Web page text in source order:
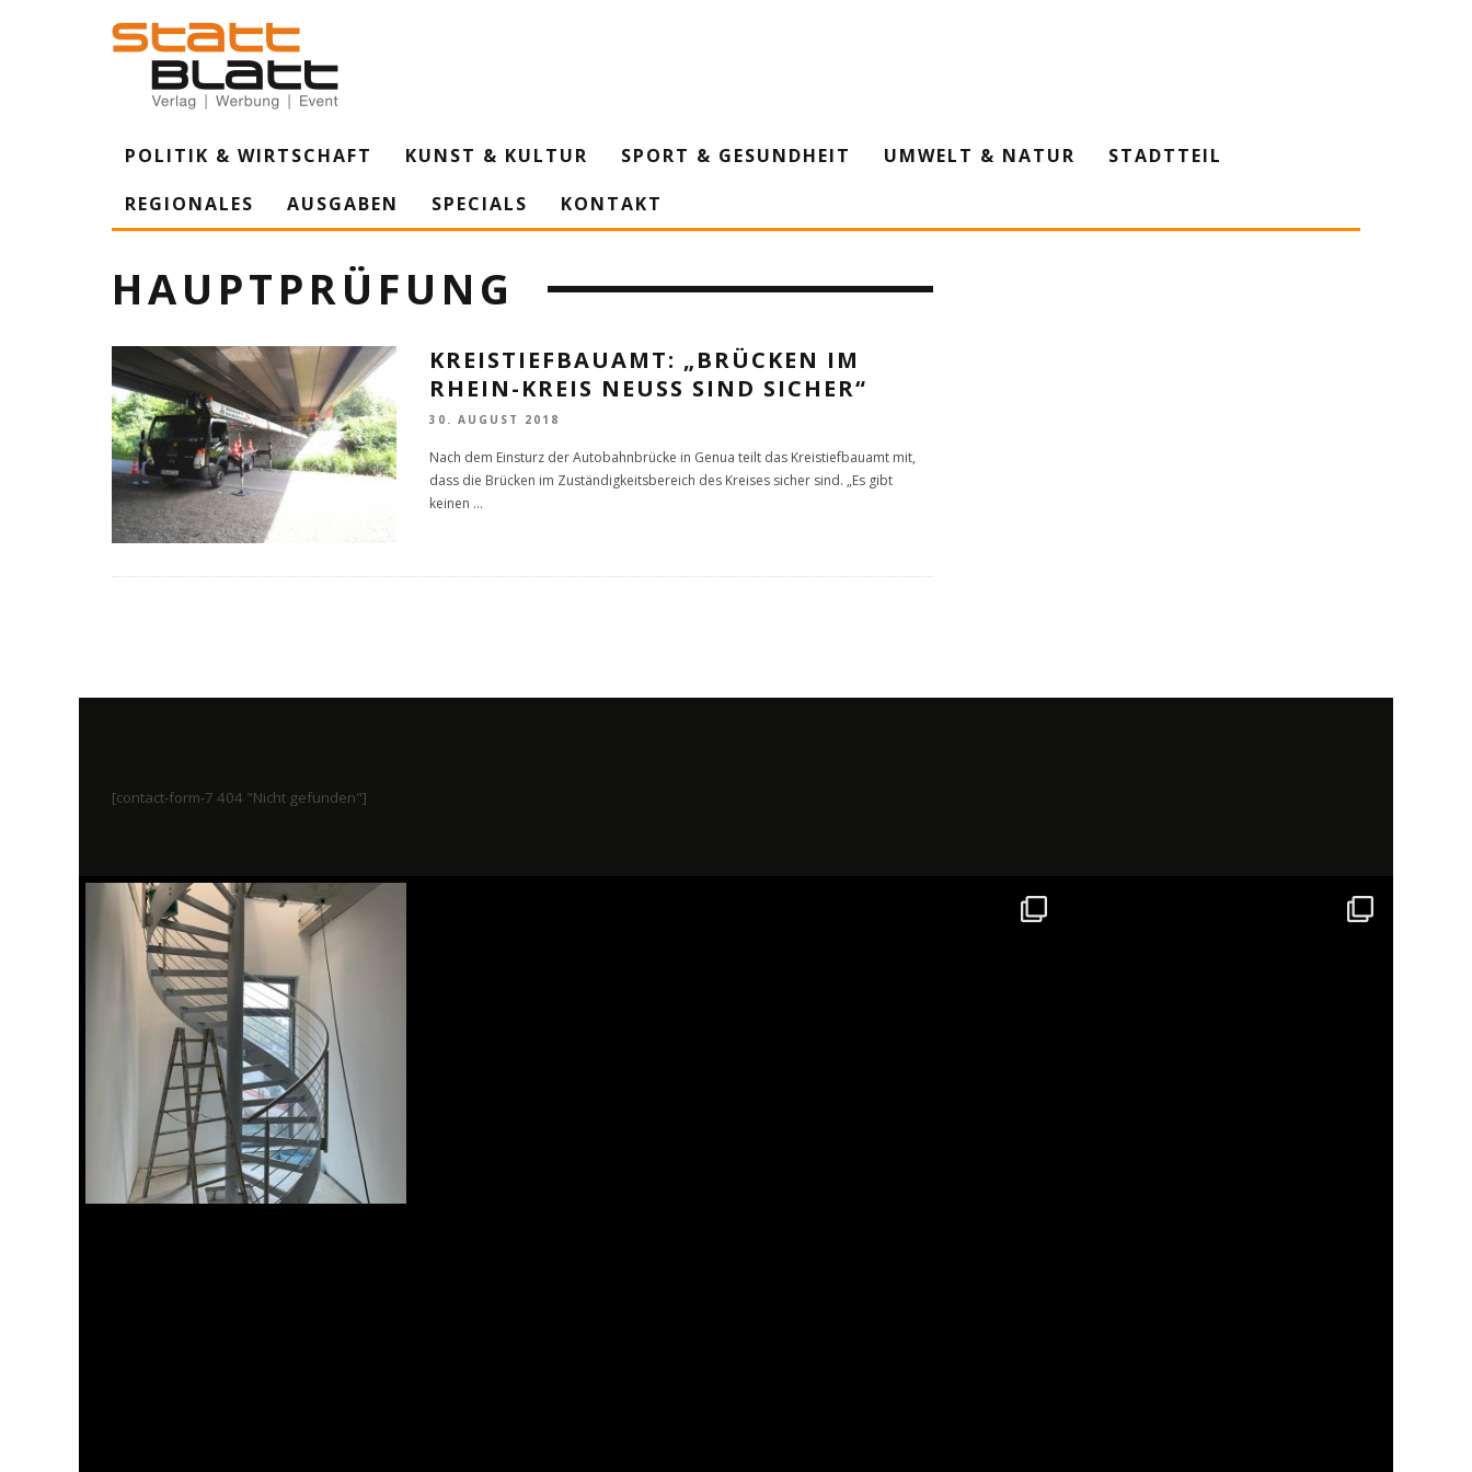
POLITIK & WIRTSCHAFT KUNST & KULTUR SPORT & GESUNDHEIT UMWELT & NATUR
STADTTEIL
REGIONALES
AUSGABEN SPECIALS KONTAKT
HAUPTPRÜFUNG
KREISTIEFBAUAMT: „BRÜCKEN IM
RHEIN-KREIS NEUSS SIND SICHER“
30. AUGUST 2018
Nach dem Einsturz der Autobahnbrücke in Genua teilt das Kreistiefbauamt mit,
dass die Brücken im Zuständigkeitsbereich des Kreises sicher sind. „Es gibt
keinen ...
[contact-form-7 404 "Nicht gefunden"]